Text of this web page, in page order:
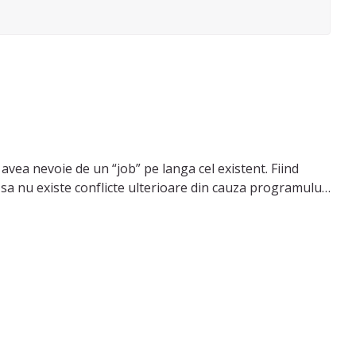
nevoie de un “job” pe langa cel existent. Fiind
nu existe conflicte ulterioare din cauza programului.
activitățile zilnice și nutriția pentru ei, pentru